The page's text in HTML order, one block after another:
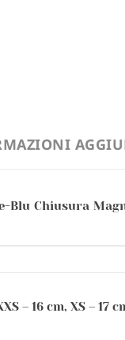
Blu Chiusura
– 16 cm, XS – 17